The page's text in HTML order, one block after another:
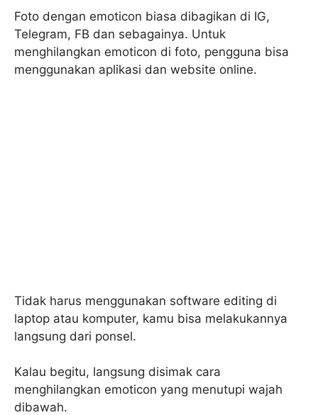
Foto dengan emoticon biasa dibagikan di IG,
Telegram, FB dan sebagainya. Untuk
menghilangkan emoticon di foto, pengguna bisa
menggunakan aplikasi dan website online.
Tidak harus menggunakan software editing di
laptop atau komputer, kamu bisa melakukannya
langsung dari ponsel.
Kalau begitu, langsung disimak cara
menghilangkan emoticon yang menutupi wajah
dibawah.